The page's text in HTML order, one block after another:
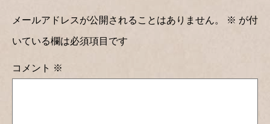
メールアドレスが公開されることはありません。 ※ が付
いている欄は必須項目です
コメント ※